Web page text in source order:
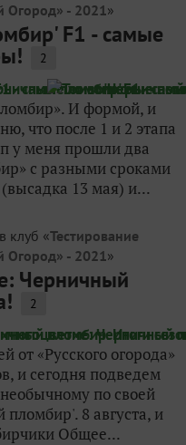
Огород» - 2021»
F1 - самые
2
И формой, и
что после 1 и 2 этапа
у меня прошли два
с разными сроками
13 мая) и...
в клуб «Тестирование
Огород» - 2021»
Черничный
2
от «Русского огорода»
и сегодня подведем
по своей
8 августа, и
Общее...